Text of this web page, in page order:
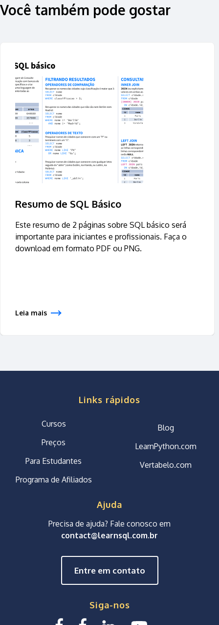
Você também pode gostar
Resumo de SQL Básico
Este resumo de 2 páginas sobre SQL básico será
importante para iniciantes e profissionais. Faça o
download em formato PDF ou PNG.
Leia mais
Links rápidos
Cursos
Preços
Para Estudantes
Programa de Afiliados
Blog
LearnPython.com
Vertabelo.com
Ajuda
Precisa de ajuda? Fale conosco em
contact@learnsql.com.br
Entre em contato
Siga-nos